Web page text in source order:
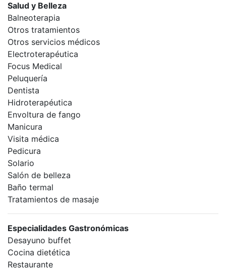
Salud y Belleza
Balneoterapia
Otros tratamientos
Otros servicios médicos
Electroterapéutica
Focus Medical
Peluquería
Dentista
Hidroterapéutica
Envoltura de fango
Manicura
Visita médica
Pedicura
Solario
Salón de belleza
Baño termal
Tratamientos de masaje
Especialidades Gastronómicas
Desayuno buffet
Cocina dietética
Restaurante